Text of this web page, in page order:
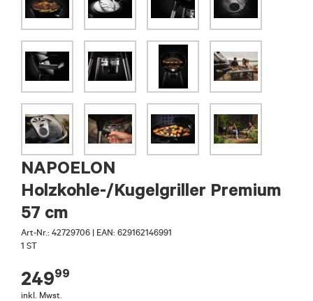
NAPOELON
Holzkohle-/Kugelgriller Premium
57 cm
Art-Nr.: 42729706 | EAN: 629162146991
1 ST
24999
inkl. Mwst.